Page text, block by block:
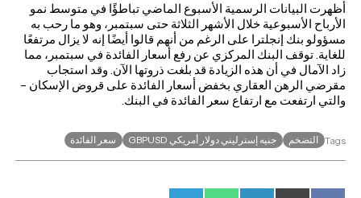
أظهرت البيانات الرسمية الأسبوع الماضي تباطؤًا في متوسط نمو
الأرباح الأسبوعية خلال الأشهر الثلاثة حتى سبتمبر، وهو ما رحب به
مسؤولو بنك إنجلترا على الرغم من أنهم قالوا أيضًا إنه لا يزال مرتفعًا
للغاية. توقف البنك المركزي عن رفع أسعار الفائدة في سبتمبر، مما
زاد الآمال في أن هذه الزيادة قد بلغت ذروتها الآن. وقد استجاب
مقرضي الرهن العقاري بخفض أسعار الفائدة على قروض الإسكان –
والتي ارتفعت مع ارتفاع سعر الفائدة في البنك.
Tags التضخم جنيه إسترليني دولار أمريكي GBPUSD سعر الفائدة